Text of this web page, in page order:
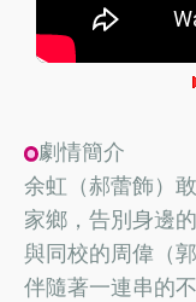
劇情簡介
余虹（郝蕾飾）
家鄉，告別身邊
與同校的周偉（
伴隨著一連串的